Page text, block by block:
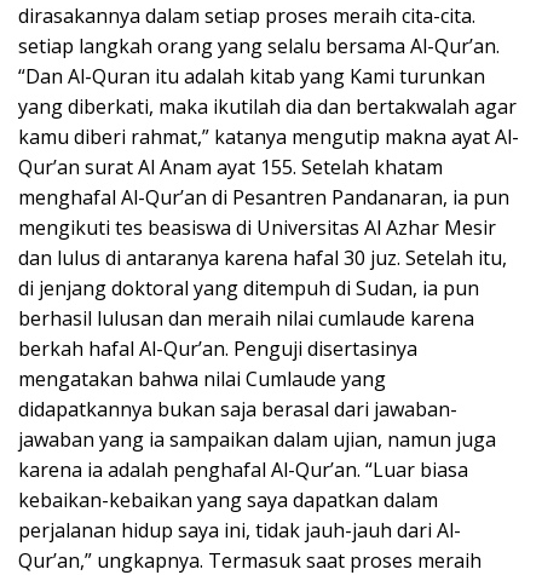
dirasakannya dalam setiap proses meraih cita-cita.
setiap langkah orang yang selalu bersama Al-Qur’an.
“Dan Al-Quran itu adalah kitab yang Kami turunkan
yang diberkati, maka ikutilah dia dan bertakwalah agar
kamu diberi rahmat,” katanya mengutip makna ayat Al-
Qur’an surat Al Anam ayat 155. Setelah khatam
menghafal Al-Qur’an di Pesantren Pandanaran, ia pun
mengikuti tes beasiswa di Universitas Al Azhar Mesir
dan lulus di antaranya karena hafal 30 juz. Setelah itu,
di jenjang doktoral yang ditempuh di Sudan, ia pun
berhasil lulusan dan meraih nilai cumlaude karena
berkah hafal Al-Qur’an. Penguji disertasinya
mengatakan bahwa nilai Cumlaude yang
didapatkannya bukan saja berasal dari jawaban-
jawaban yang ia sampaikan dalam ujian, namun juga
karena ia adalah penghafal Al-Qur’an. “Luar biasa
kebaikan-kebaikan yang saya dapatkan dalam
perjalanan hidup saya ini, tidak jauh-jauh dari Al-
Qur’an,” ungkapnya. Termasuk saat proses meraih